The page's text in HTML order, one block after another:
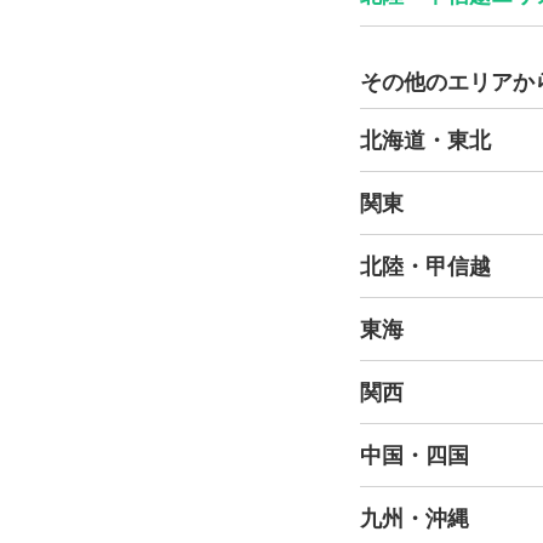
その他のエリアか
北海道・東北
関東
北陸・甲信越
東海
関西
中国・四国
九州・沖縄